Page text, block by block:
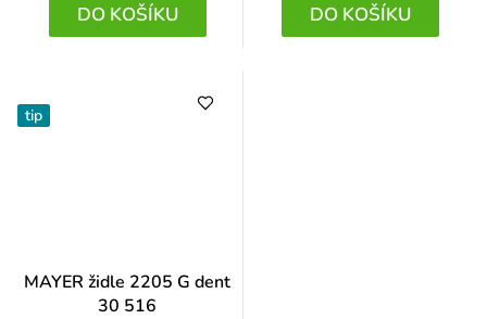
DO KOŠÍKU DO KOŠÍKU
tip
MAYER židle 2205 G dent
30 516